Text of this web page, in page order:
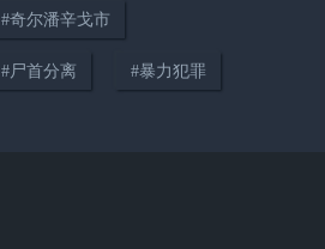
成足坛“公敌”
#奇尔潘辛戈市
#尸首分离 #暴力犯罪